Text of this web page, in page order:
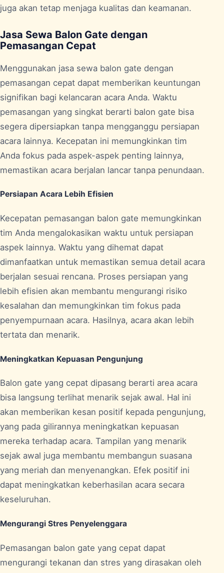
juga akan tetap menjaga kualitas dan keamanan.
Jasa Sewa Balon Gate dengan
Pemasangan Cepat
Menggunakan jasa sewa balon gate dengan
pemasangan cepat dapat memberikan keuntungan
signifikan bagi kelancaran acara Anda. Waktu
pemasangan yang singkat berarti balon gate bisa
segera dipersiapkan tanpa mengganggu persiapan
acara lainnya. Kecepatan ini memungkinkan tim
Anda fokus pada aspek-aspek penting lainnya,
memastikan acara berjalan lancar tanpa penundaan.
Persiapan Acara Lebih Efisien
Kecepatan pemasangan balon gate memungkinkan
tim Anda mengalokasikan waktu untuk persiapan
aspek lainnya. Waktu yang dihemat dapat
dimanfaatkan untuk memastikan semua detail acara
berjalan sesuai rencana. Proses persiapan yang
lebih efisien akan membantu mengurangi risiko
kesalahan dan memungkinkan tim fokus pada
penyempurnaan acara. Hasilnya, acara akan lebih
tertata dan menarik.
Meningkatkan Kepuasan Pengunjung
Balon gate yang cepat dipasang berarti area acara
bisa langsung terlihat menarik sejak awal. Hal ini
akan memberikan kesan positif kepada pengunjung,
yang pada gilirannya meningkatkan kepuasan
mereka terhadap acara. Tampilan yang menarik
sejak awal juga membantu membangun suasana
yang meriah dan menyenangkan. Efek positif ini
dapat meningkatkan keberhasilan acara secara
keseluruhan.
Mengurangi Stres Penyelenggara
Pemasangan balon gate yang cepat dapat
mengurangi tekanan dan stres yang dirasakan oleh